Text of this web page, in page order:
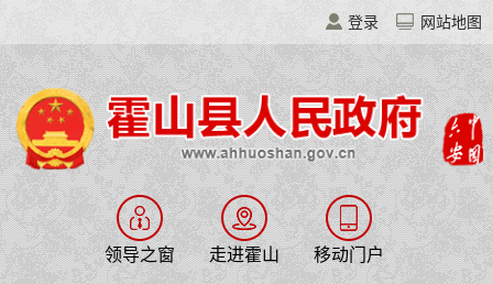
登录 网站地图
领导之窗 走进霍山 移动门户